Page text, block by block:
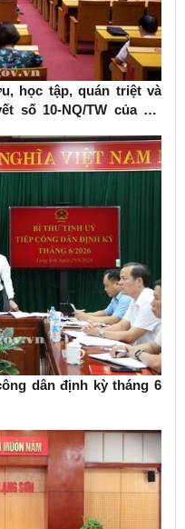
học tập, quán triệt và
số 10-NQ/TW của Bộ
dân định kỳ tháng 6